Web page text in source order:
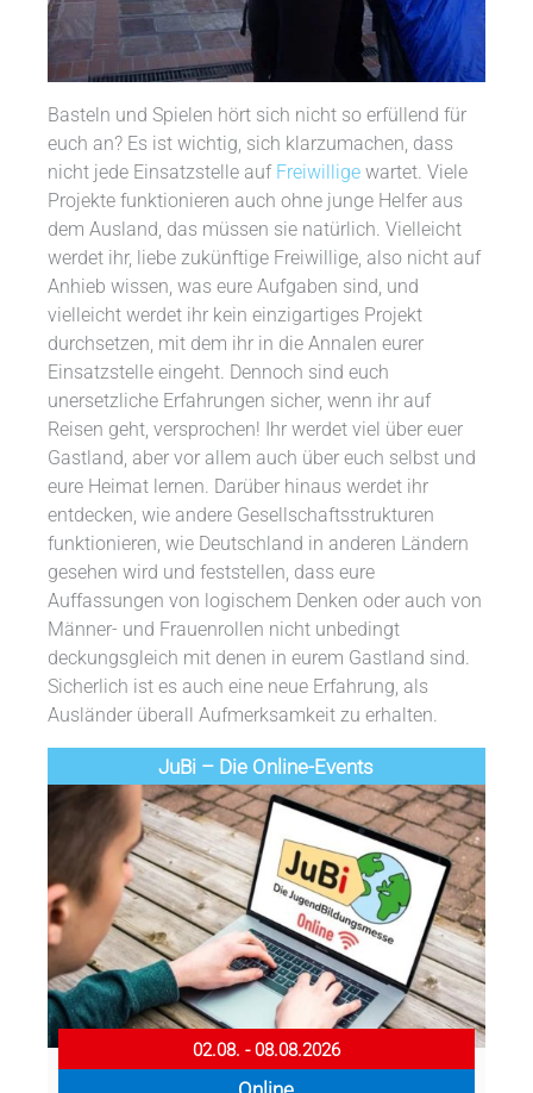
Basteln und Spielen hört sich nicht so erfüllend für
euch an? Es ist wichtig, sich klarzumachen, dass
nicht jede Einsatzstelle auf Freiwillige wartet. Viele
Projekte funktionieren auch ohne junge Helfer aus
dem Ausland, das müssen sie natürlich. Vielleicht
werdet ihr, liebe zukünftige Freiwillige, also nicht auf
Anhieb wissen, was eure Aufgaben sind, und
vielleicht werdet ihr kein einzigartiges Projekt
durchsetzen, mit dem ihr in die Annalen eurer
Einsatzstelle eingeht. Dennoch sind euch
unersetzliche Erfahrungen sicher, wenn ihr auf
Reisen geht, versprochen! Ihr werdet viel über euer
Gastland, aber vor allem auch über euch selbst und
eure Heimat lernen. Darüber hinaus werdet ihr
entdecken, wie andere Gesellschaftsstrukturen
funktionieren, wie Deutschland in anderen Ländern
gesehen wird und feststellen, dass eure
Auffassungen von logischem Denken oder auch von
Männer- und Frauenrollen nicht unbedingt
deckungsgleich mit denen in eurem Gastland sind.
Sicherlich ist es auch eine neue Erfahrung, als
Ausländer überall Aufmerksamkeit zu erhalten.
JuBi – Die Online-Events
02.08. - 08.08.2026